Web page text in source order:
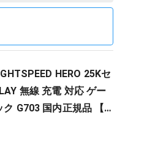
HERO 25Kセ
無線 充電 対応 ゲー
G703 国内正規品 【